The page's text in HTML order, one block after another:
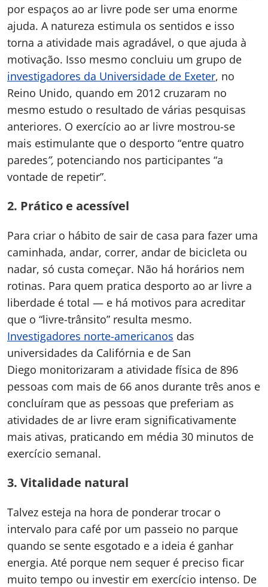
por espaços ao ar livre pode ser uma enorme
ajuda. A natureza estimula os sentidos e isso
torna a atividade mais agradável, o que ajuda à
motivação. Isso mesmo concluiu um grupo de
investigadores da Universidade de Exeter, no
Reino Unido, quando em 2012 cruzaram no
mesmo estudo o resultado de várias pesquisas
anteriores. O exercício ao ar livre mostrou-se
mais estimulante que o desporto “entre quatro
paredes”, potenciando nos participantes “a
vontade de repetir”.
2. Prático e acessível
Para criar o hábito de sair de casa para fazer uma
caminhada, andar, correr, andar de bicicleta ou
nadar, só custa começar. Não há horários nem
rotinas. Para quem pratica desporto ao ar livre a
liberdade é total — e há motivos para acreditar
que o “livre-trânsito” resulta mesmo.
Investigadores norte-americanos das
universidades da Califórnia e de San
Diego monitorizaram a atividade física de 896
pessoas com mais de 66 anos durante três anos e
concluíram que as pessoas que preferiam as
atividades de ar livre eram significativamente
mais ativas, praticando em média 30 minutos de
exercício semanal.
3. Vitalidade natural
Talvez esteja na hora de ponderar trocar o
intervalo para café por um passeio no parque
quando se sente esgotado e a ideia é ganhar
energia. Até porque nem sequer é preciso ficar
muito tempo ou investir em exercício intenso. De